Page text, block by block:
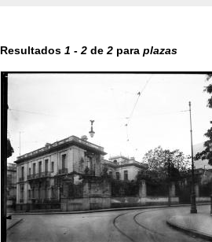
Resultados 1 - 2 de 2 para plazas